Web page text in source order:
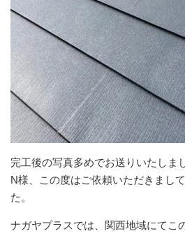
完工後の写真多めでお送りいたしま
N様、この度はご依頼いただきまし
た。
ナガヤプラスでは、関西地域にてこ